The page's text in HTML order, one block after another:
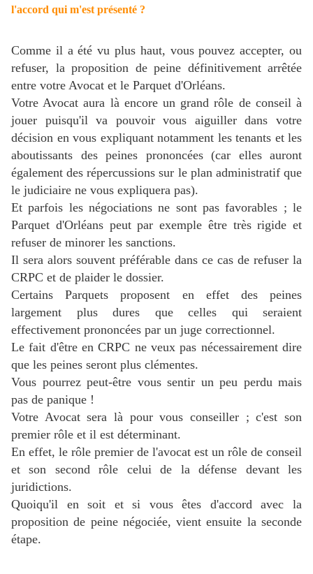
l'accord qui m'est présenté ?
Comme il a été vu plus haut, vous pouvez accepter, ou
refuser, la proposition de peine définitivement arrêtée
entre votre Avocat et le Parquet d'Orléans.
Votre Avocat aura là encore un grand rôle de conseil à
jouer puisqu'il va pouvoir vous aiguiller dans votre
décision en vous expliquant notamment les tenants et les
aboutissants des peines prononcées (car elles auront
également des répercussions sur le plan administratif que
le judiciaire ne vous expliquera pas).
Et parfois les négociations ne sont pas favorables ; le
Parquet d'Orléans peut par exemple être très rigide et
refuser de minorer les sanctions.
Il sera alors souvent préférable dans ce cas de refuser la
CRPC et de plaider le dossier.
Certains Parquets proposent en effet des peines
largement plus dures que celles qui seraient
effectivement prononcées par un juge correctionnel.
Le fait d'être en CRPC ne veux pas nécessairement dire
que les peines seront plus clémentes.
Vous pourrez peut-être vous sentir un peu perdu mais
pas de panique !
Votre Avocat sera là pour vous conseiller ; c'est son
premier rôle et il est déterminant.
En effet, le rôle premier de l'avocat est un rôle de conseil
et son second rôle celui de la défense devant les
juridictions.
Quoiqu'il en soit et si vous êtes d'accord avec la
proposition de peine négociée, vient ensuite la seconde
étape.